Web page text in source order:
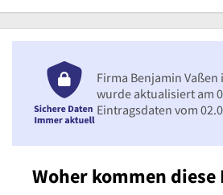
Woher kommen diese
Firma Benjamin
wurde aktualisiert am
Eintragsdaten vom